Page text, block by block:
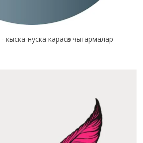
- кыска-нуска карасөз чыгармалар